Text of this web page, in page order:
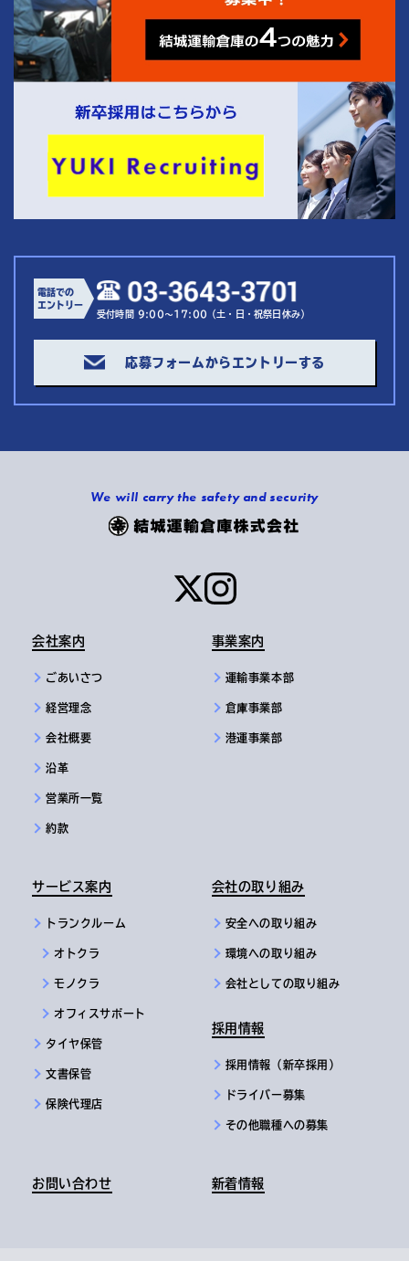
電話での
エントリー
受付時間 9:00～17:00（土・日・祝祭日休み）
応募フォームからエントリーする
We will carry the safety and security
会社案内
ごあいさつ
経営理念
会社概要
沿革
営業所一覧
約款
事業案内
運輸事業本部
倉庫事業部
港運事業部
サービス案内
トランクルーム
オトクラ
モノクラ
オフィスサポート
タイヤ保管
文書保管
保険代理店
会社の取り組み
安全への取り組み
環境への取り組み
会社としての取り組み
採用情報
採用情報（新卒採用）
ドライバー募集
その他職種への募集
お問い合わせ 新着情報